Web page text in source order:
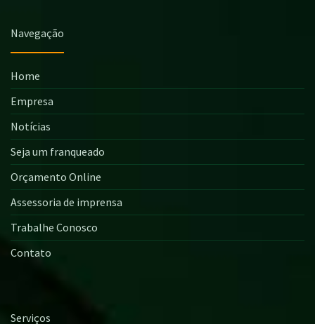
Navegação
Home
Empresa
Notícias
Seja um franqueado
Orçamento Online
Assessoria de imprensa
Trabalhe Conosco
Contato
Serviços